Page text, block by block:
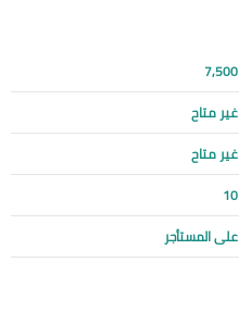
7,500
غير متاح
غير متاح
10
على المستأجر